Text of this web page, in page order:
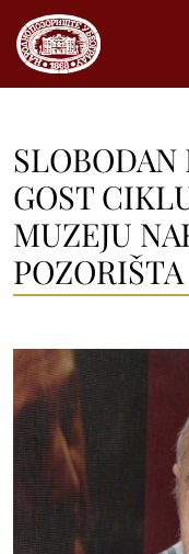
SLOBODAN
GOST
MUZEJU
POZORIŠTA